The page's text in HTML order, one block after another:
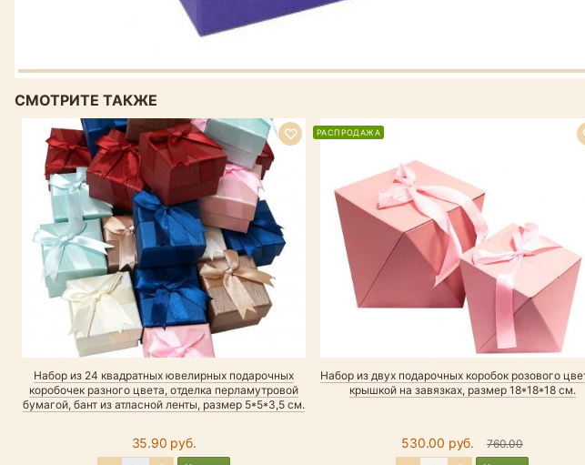
СМОТРИТЕ ТАКЖЕ
Набор из 24 квадратных ювелирных подарочных
коробочек разного цвета, отделка перламутровой
бумагой, бант из атласной ленты, размер 5*5*3,5 см.
35.90 руб.
Набор из двух подарочных коробок розового
крышкой на завязках, размер 18*18*18 см.
530.00 руб.
760.00
РАСПРОДАЖА